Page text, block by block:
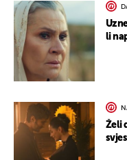
li
Želi